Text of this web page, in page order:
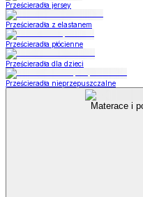
Prześcieradła jersey
Prześcieradła z elastanem
Prześcieradła płócienne
Prześcieradła dla dzieci
Prześcieradła nieprzepuszczalne
Materace i